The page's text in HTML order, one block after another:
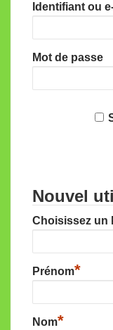
Identifiant ou
Mot de passe
Nouvel
Choisissez un
Prénom*
Nom*